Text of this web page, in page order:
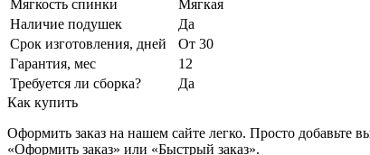
Мягкость спинки
Мягкая
Наличие подушек
Да
Срок изготовления, дней
От 30
Гарантия, мес
12
Требуется ли сборка?
Да
Как купить
Оформить заказ на нашем сайте легко. Просто добавьте
«Оформить заказ» или «Быстрый заказ».